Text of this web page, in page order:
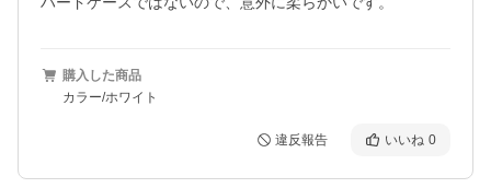
購入した商品
カラー/ホワイト
違反報告 いいね 0